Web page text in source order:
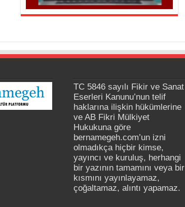
TC 5846 sayılı Fikir ve Sanat
Eserleri Kanunu’nun telif
haklarına ilişkin hükümlerine
ve AB Fikri Mülkiyet
Hukukuna göre
bernamegeh.com’un izni
olmadıkça hiçbir kimse,
yayıncı ve kuruluş, herhangi
bir yazının tamamını veya bir
kısmını yayınlayamaz,
çoğaltamaz, alıntı yapamaz.